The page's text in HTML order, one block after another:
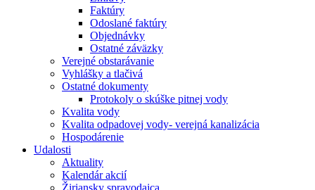
Faktúry
Odoslané faktúry
Objednávky
Ostatné záväzky
Verejné obstarávanie
Vyhlášky a tlačivá
Ostatné dokumenty
Protokoly o skúške pitnej vody
Kvalita vody
Kvalita odpadovej vody- verejná kanalizácia
Hospodárenie
Udalosti
Aktuality
Kalendár akcií
Žiriansky spravodajca